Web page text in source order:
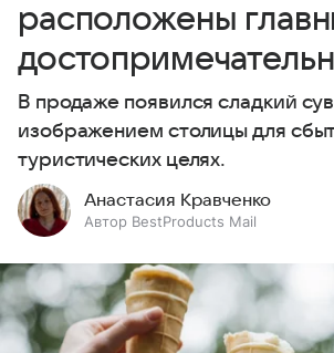
расположены
В продаже появился сладкий
изображением столицы для
туристических целях.
Анастасия Кравченко
Автор BestProducts Mail